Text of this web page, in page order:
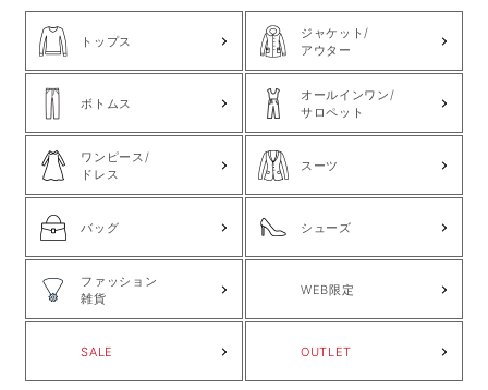
トップス
ジャケット/
アウター
ボトムス
オールインワン/
サロペット
ワンピース/
ドレス
スーツ
バッグ シューズ
ファッション
雑貨
WEB限定
SALE OUTLET